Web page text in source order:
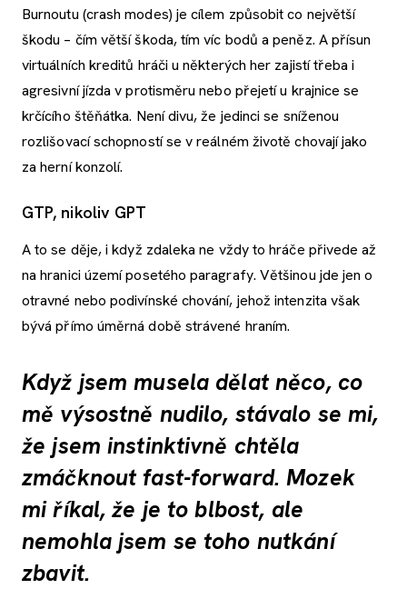
Burnoutu (crash modes) je cílem způsobit co největší
škodu – čím větší škoda, tím víc bodů a peněz. A přísun
virtuálních kreditů hráči u některých her zajistí třeba i
agresivní jízda v protisměru nebo přejetí u krajnice se
krčícího štěňátka. Není divu, že jedinci se sníženou
rozlišovací schopností se v reálném životě chovají jako
za herní konzolí.
GTP, nikoliv GPT
A to se děje, i když zdaleka ne vždy to hráče přivede až
na hranici území posetého paragrafy. Většinou jde jen o
otravné nebo podivínské chování, jehož intenzita však
bývá přímo úměrná době strávené hraním.
Když jsem musela dělat něco, co
mě výsostně nudilo, stávalo se mi,
že jsem instinktivně chtěla
zmáčknout fast-forward. Mozek
mi říkal, že je to blbost, ale
nemohla jsem se toho nutkání
zbavit.